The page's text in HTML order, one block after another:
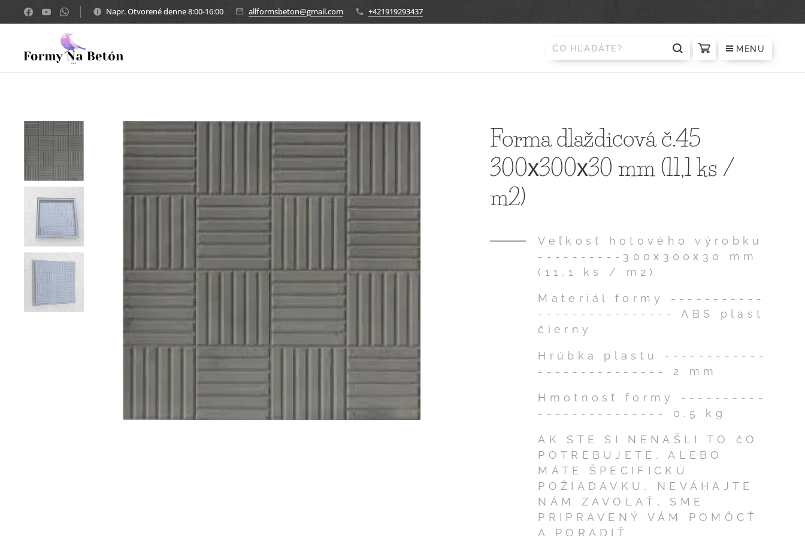
Napr. Otvorené denne 8:00-16:00 allformsbeton@gmail.com +421919293437
MENU
Forma dlaždicová č.45
300х300х30 mm (11,1 ks /
m2)
Veľkosť hotového výrobku
----------300х300х30 mm
(11,1 ks / m2)
Materiál formy -----------
---------------- ABS plast
čierny
Hrúbka plastu ------------
--------------- 2 mm
Hmotnosť formy ----------
--------------- 0.5 kg
AK STE SI NENAŠLI TO čO
POTREBUJETE, ALEBO
MÁTE ŠPECIFICKÚ
POŽIADAVKU, NEVÁHAJTE
NÁM ZAVOLAŤ, SME
PRIPRAVENÝ VÁM POMÔCŤ
A PORADIŤ